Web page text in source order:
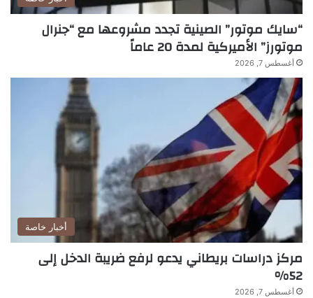
“سايك موتور” الصينية تجدد مشروعها مع “جنرال
موتورز” الأميركية لمدة 20 عاماً
أغسطس 7, 2026
أخبار خاصة
مركز دراسات بريطاني يدعو لرفع ضريبة الدخل إلى
52%
أغسطس 7, 2026